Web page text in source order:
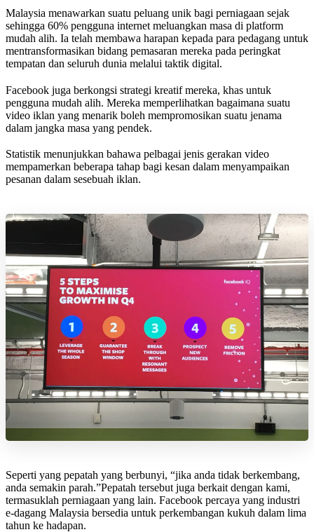
Malaysia menawarkan suatu peluang unik bagi perniagaan sejak
sehingga 60% pengguna internet meluangkan masa di platform
mudah alih. Ia telah membawa harapan kepada para pedagang untuk
mentransformasikan bidang pemasaran mereka pada peringkat
tempatan dan seluruh dunia melalui taktik digital.
Facebook juga berkongsi strategi kreatif mereka, khas untuk
pengguna mudah alih. Mereka memperlihatkan bagaimana suatu
video iklan yang menarik boleh mempromosikan suatu jenama
dalam jangka masa yang pendek.
Statistik menunjukkan bahawa pelbagai jenis gerakan video
mempamerkan beberapa tahap bagi kesan dalam menyampaikan
pesanan dalam sesebuah iklan.
Seperti yang pepatah yang berbunyi, “jika anda tidak berkembang,
anda semakin parah.”Pepatah tersebut juga berkait dengan kami,
termasuklah perniagaan yang lain. Facebook percaya yang industri
e-dagang Malaysia bersedia untuk perkembangan kukuh dalam lima
tahun ke hadapan.